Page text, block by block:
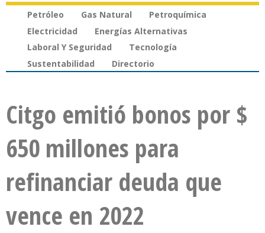
Petróleo Gas Natural
Petroquímica
Electricidad
Energías Alternativas
Laboral Y Seguridad
Tecnología
Sustentabilidad
Directorio
Citgo emitió bonos por $
650 millones para
refinanciar deuda que
vence en 2022